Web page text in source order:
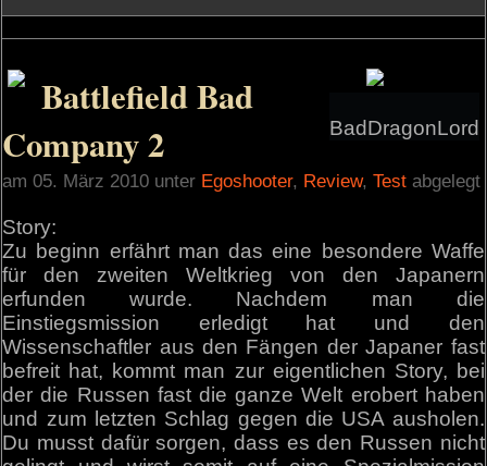
BadDragonLord
Battlefield Bad
Company 2
am 05. März 2010 unter Egoshooter, Review,Test abgelegt
Story:
Zu beginn erfährt man das eine besondere Waffe
für den zweiten Weltkrieg von den Japanern
erfunden wurde. Nachdem man die
Einstiegsmission erledigt hat und den
Wissenschaftler aus den Fängen der Japaner fast
befreit hat, kommt man zur eigentlichen Story, bei
der die Russen fast die ganze Welt erobert haben
und zum letzten Schlag gegen die USA ausholen.
Du musst dafür sorgen, dass es den Russen nicht